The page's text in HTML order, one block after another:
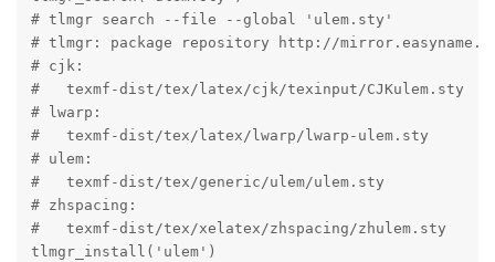
# tlmgr search --file --global 'ulem.sty'
# tlmgr: package repository http://
# cjk:
#   texmf-dist/tex/latex/cjk/texinput/CJKulem.sty
# lwarp:
#   texmf-dist/tex/latex/lwarp/lwarp-ulem.sty
# ulem:
#   texmf-dist/tex/generic/ulem/ulem.sty
# zhspacing:
#   texmf-dist/tex/xelatex/zhspacing/zhulem.sty
tlmgr_install('ulem')